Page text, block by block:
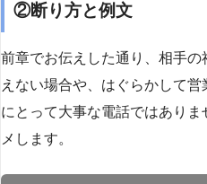
②断り方と例文
前章でお伝えした通り、相手
えない場合や、はぐらかして
にとって大事な電話ではあり
メします。